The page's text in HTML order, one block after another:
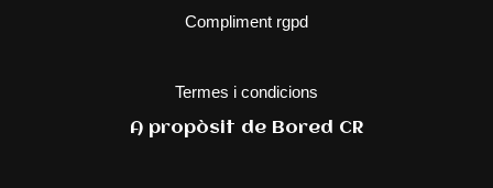
Compliment rgpd
Termes i condicions
A propòsit de Bored CR